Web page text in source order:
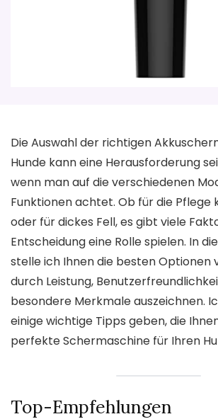
Die Auswahl der richtigen
Hunde kann eine Herausforderung
wenn man auf die verschiedenen
Funktionen achtet. Ob für die Pflege
oder für dickes Fell, es gibt viele
Entscheidung eine Rolle spielen. In
stelle ich Ihnen die besten Optionen
durch Leistung,
besondere Merkmale auszeichnen.
einige wichtige Tipps geben, die
perfekte Schermaschine für Ihren
Top-Empfehlungen